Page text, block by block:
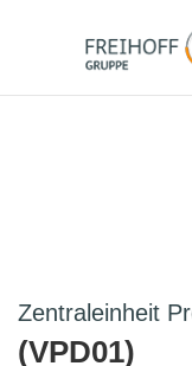
Zentraleinheit
(VPD01)